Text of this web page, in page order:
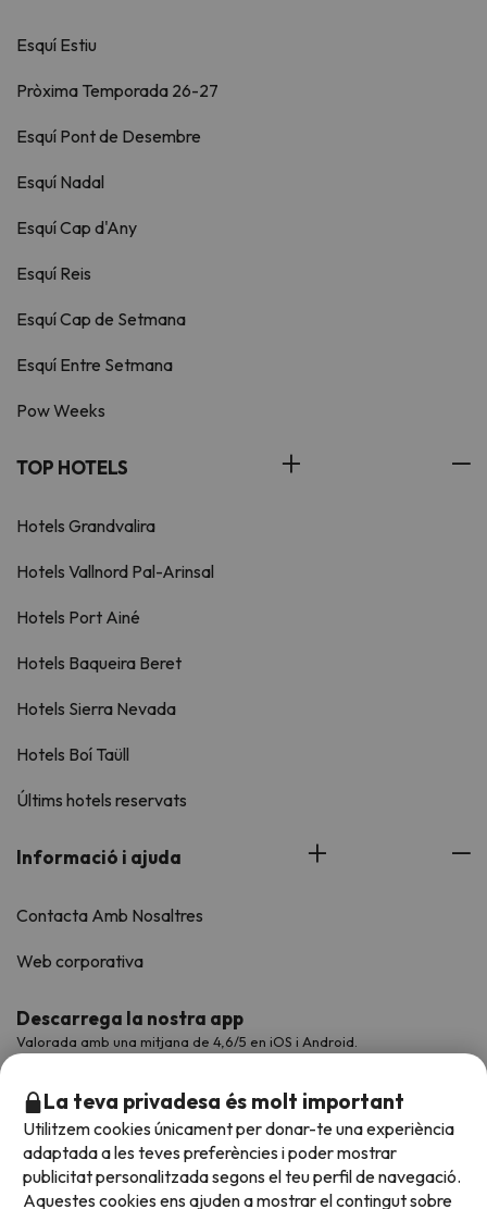
Esquí Estiu
Pròxima Temporada 26-27
Esquí Pont de Desembre
Esquí Nadal
Esquí Cap d'Any
Esquí Reis
Esquí Cap de Setmana
Esquí Entre Setmana
Pow Weeks
TOP HOTELS
Hotels Grandvalira
Hotels Vallnord Pal-Arinsal
Hotels Port Ainé
Hotels Baqueira Beret
Hotels Sierra Nevada
Hotels Boí Taüll
Últims hotels reservats
Informació i ajuda
Contacta Amb Nosaltres
Web corporativa
Descarrega la nostra app
Valorada amb una mitjana de 4,6/5 en iOS i Android.
La teva privadesa és molt important
Utilitzem cookies únicament per donar-te una experiència
adaptada a les teves preferències i poder mostrar
publicitat personalitzada segons el teu perfil de navegació.
Aquestes cookies ens ajuden a mostrar el contingut sobre